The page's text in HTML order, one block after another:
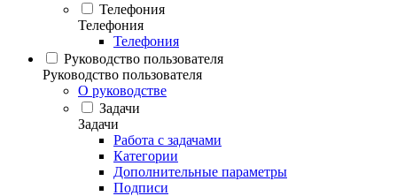
Телефония
Телефония
Телефония
Руководство пользователя
Руководство пользователя
О руководстве
Задачи
Задачи
Работа с задачами
Категории
Дополнительные параметры
Подписи